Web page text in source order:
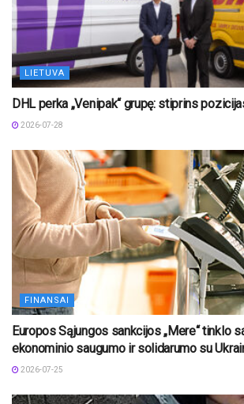
LIETUVA
DHL perka „Venipak“ grupę: stiprins
2026-07-28
FINANSAI
Europos Sąjungos sankcijos „Mere“ tinklo
ekonominio saugumo ir solidarumo su
2026-07-25